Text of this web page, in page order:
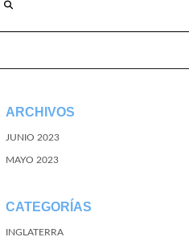
ARCHIVOS
JUNIO 2023
MAYO 2023
CATEGORÍAS
INGLATERRA